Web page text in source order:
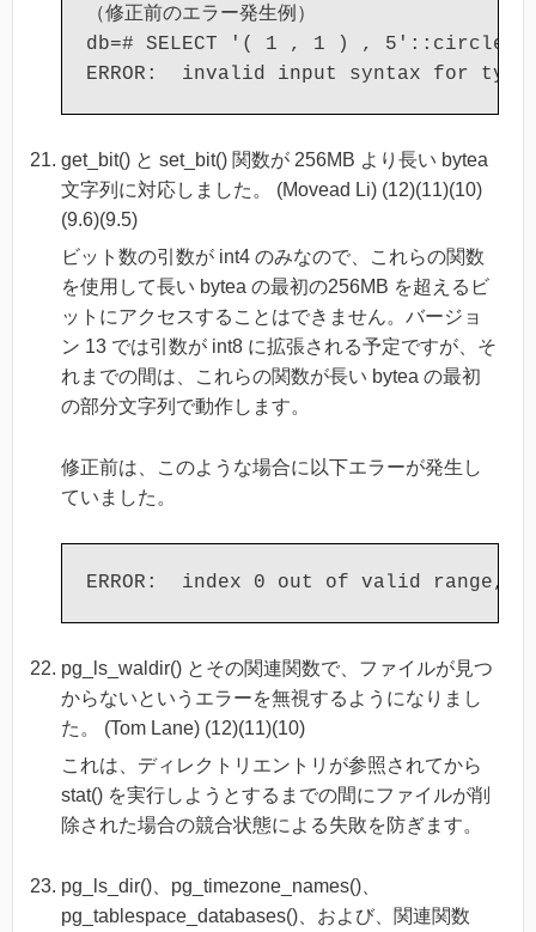
（修正前のエラー発生例）
db=# SELECT '( 1 , 1 ) , 5'::circle;
get_bit() と set_bit() 関数が 256MB より長い bytea
文字列に対応しました。 (Movead Li) (12)(11)(10)
(9.6)(9.5)
ビット数の引数が int4 のみなので、これらの関数
を使用して長い bytea の最初の256MB を超えるビ
ットにアクセスすることはできません。バージョ
ン 13 では引数が int8 に拡張される予定ですが、そ
れまでの間は、これらの関数が長い bytea の最初
の部分文字列で動作します。
修正前は、このような場合に以下エラーが発生し
ていました。
pg_ls_waldir() とその関連関数で、ファイルが見つ
からないというエラーを無視するようになりまし
た。 (Tom Lane) (12)(11)(10)
これは、ディレクトリエントリが参照されてから
stat() を実行しようとするまでの間にファイルが削
除された場合の競合状態による失敗を防ぎます。
pg_ls_dir()、pg_timezone_names()、
pg_tablespace_databases()、および、関連関数